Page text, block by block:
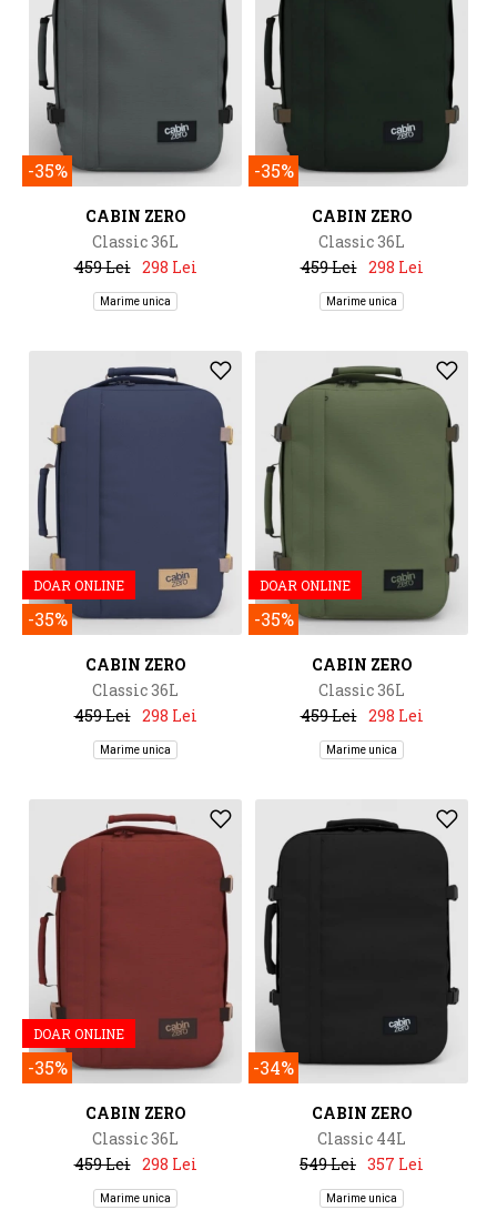
-35%
CABIN ZERO
Classic 36L
459 Lei 298 Lei
Marime unica
-35%
CABIN ZERO
Classic 36L
459 Lei 298 Lei
Marime unica
DOAR ONLINE
-35%
CABIN ZERO
Classic 36L
459 Lei 298 Lei
Marime unica
DOAR ONLINE
-35%
CABIN ZERO
Classic 36L
459 Lei 298 Lei
Marime unica
DOAR ONLINE
-35%
CABIN ZERO
Classic 36L
459 Lei 298 Lei
Marime unica
-34%
CABIN ZERO
Classic 44L
549 Lei 357 Lei
Marime unica